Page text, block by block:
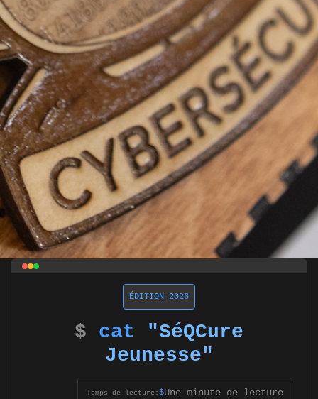
ÉDITION 2026
$ cat
"SéQCure
Jeunesse"
Temps de lecture:$Une minute de lecture